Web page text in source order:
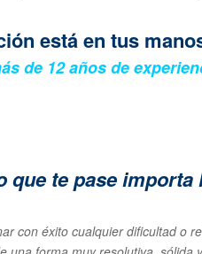
está en tus
de 12 años de
que te pase
con éxito cualquier dificultad o